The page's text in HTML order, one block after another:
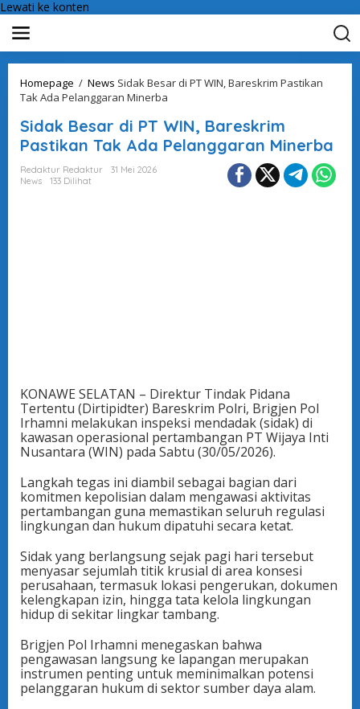
Lewati ke konten
Homepage / News Sidak Besar di PT WIN, Bareskrim Pastikan
Tak Ada Pelanggaran Minerba
Sidak Besar di PT WIN, Bareskrim
Pastikan Tak Ada Pelanggaran Minerba
Redaktur Redaktur
31 Mei 2026
News
133 Dilihat
KONAWE SELATAN – Direktur Tindak Pidana
Tertentu (Dirtipidter) Bareskrim Polri, Brigjen Pol
Irhamni melakukan inspeksi mendadak (sidak) di
kawasan operasional pertambangan PT Wijaya Inti
Nusantara (WIN) pada Sabtu (30/05/2026).
Langkah tegas ini diambil sebagai bagian dari
komitmen kepolisian dalam mengawasi aktivitas
pertambangan guna memastikan seluruh regulasi
lingkungan dan hukum dipatuhi secara ketat.
Sidak yang berlangsung sejak pagi hari tersebut
menyasar sejumlah titik krusial di area konsesi
perusahaan, termasuk lokasi pengerukan, dokumen
kelengkapan izin, hingga tata kelola lingkungan
hidup di sekitar lingkar tambang.
Brigjen Pol Irhamni menegaskan bahwa
pengawasan langsung ke lapangan merupakan
instrumen penting untuk meminimalkan potensi
pelanggaran hukum di sektor sumber daya alam.